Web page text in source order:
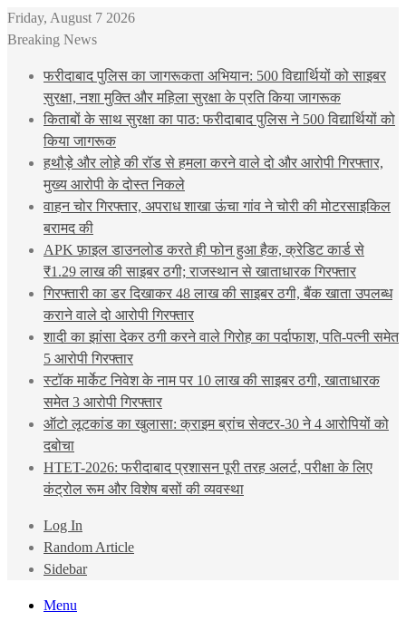
Friday, August 7 2026
Breaking News
फरीदाबाद पुलिस का जागरूकता अभियान: 500 विद्यार्थियों को साइबर
सुरक्षा, नशा मुक्ति और महिला सुरक्षा के प्रति किया जागरूक
किताबों के साथ सुरक्षा का पाठ: फरीदाबाद पुलिस ने 500 विद्यार्थियों को
किया जागरूक
हथौड़े और लोहे की रॉड से हमला करने वाले दो और आरोपी गिरफ्तार,
मुख्य आरोपी के दोस्त निकले
वाहन चोर गिरफ्तार, अपराध शाखा ऊंचा गांव ने चोरी की मोटरसाइकिल
बरामद की
APK फ़ाइल डाउनलोड करते ही फोन हुआ हैक, क्रेडिट कार्ड से
₹1.29 लाख की साइबर ठगी; राजस्थान से खाताधारक गिरफ्तार
गिरफ्तारी का डर दिखाकर 48 लाख की साइबर ठगी, बैंक खाता उपलब्ध
कराने वाले दो आरोपी गिरफ्तार
शादी का झांसा देकर ठगी करने वाले गिरोह का पर्दाफाश, पति-पत्नी समेत
5 आरोपी गिरफ्तार
स्टॉक मार्केट निवेश के नाम पर 10 लाख की साइबर ठगी, खाताधारक
समेत 3 आरोपी गिरफ्तार
ऑटो लूटकांड का खुलासा: क्राइम ब्रांच सेक्टर-30 ने 4 आरोपियों को
दबोचा
HTET-2026: फरीदाबाद प्रशासन पूरी तरह अलर्ट, परीक्षा के लिए
कंट्रोल रूम और विशेष बसों की व्यवस्था
Log In
Random Article
Sidebar
Menu